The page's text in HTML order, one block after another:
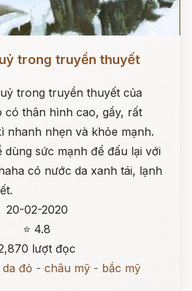
trong truyền thuyết
trong truyền thuyết của
có thân hình cao, gầy, rất
nhanh nhẹn và khỏe mạnh.
dùng sức mạnh để đấu lại với
có nước da xanh tái, lạnh
20-02-2020
⭐ 4.8
lượt đọc
đỏ - châu mỹ - bắc mỹ